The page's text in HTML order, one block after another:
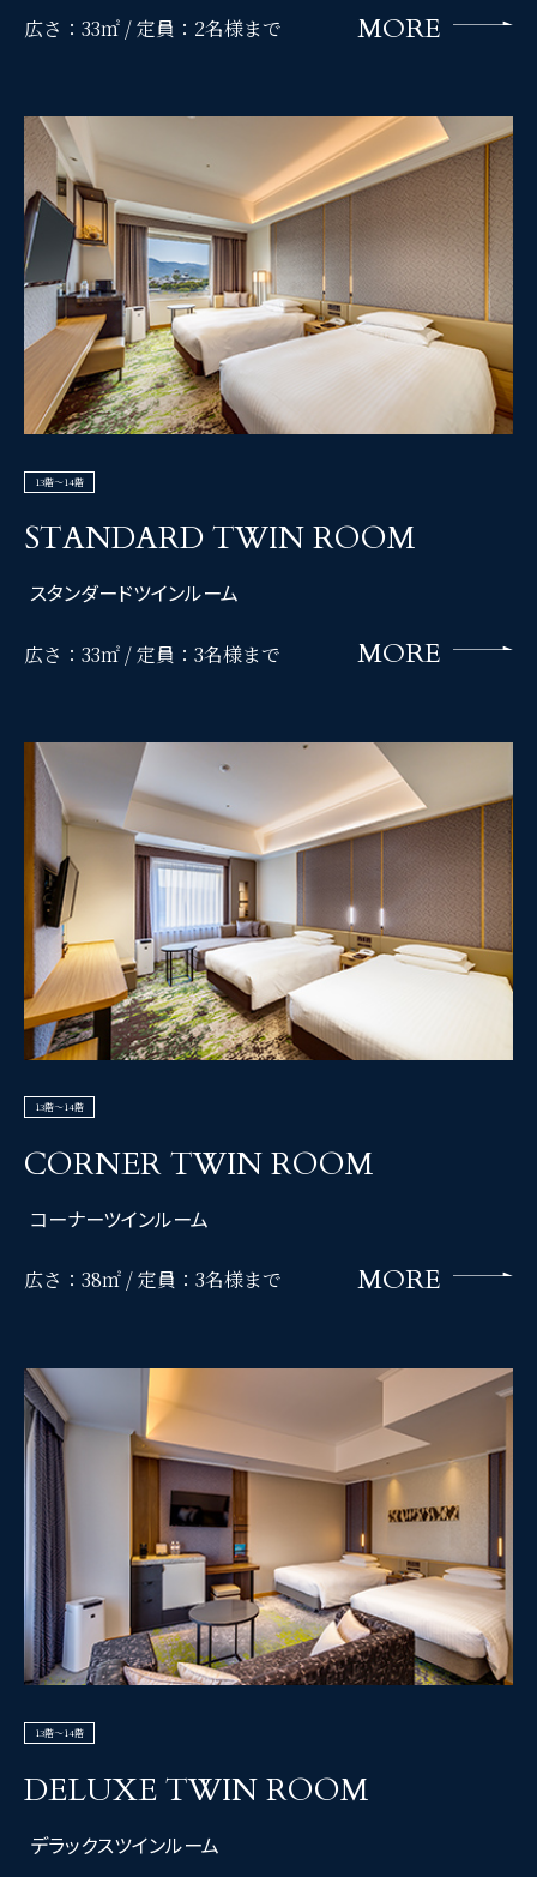
広さ：33㎡ /定員：2名様まで MORE
13階～14階
STANDARD TWIN ROOM
スタンダードツインルーム
広さ：33㎡ /定員：3名様まで MORE
13階～14階
CORNER TWIN ROOM
コーナーツインルーム
広さ：38㎡ /定員：3名様まで MORE
13階～14階
DELUXE TWIN ROOM
デラックスツインルーム